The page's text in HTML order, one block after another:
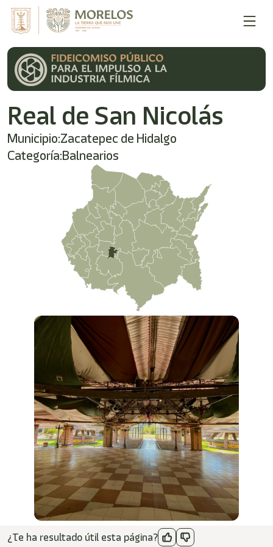
Real de San Nicolás
Municipio:Zacatepec de Hidalgo
Categoría:Balnearios
¿Te ha resultado útil esta página?